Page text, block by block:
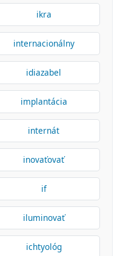
ikra
internacionálny
idiazabel
implantácia
internát
inovaťovať
if
iluminovať
ichtyológ